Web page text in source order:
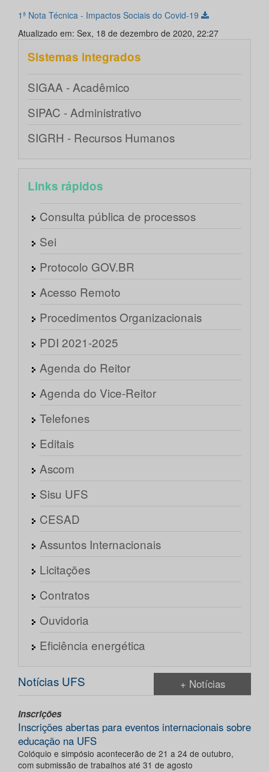
1ª Nota Técnica - Impactos Sociais do Covid-19
Atualizado em: Sex, 18 de dezembro de 2020, 22:27
Sistemas integrados
SIGAA - Acadêmico
SIPAC - Administrativo
SIGRH - Recursos Humanos
Links rápidos
Consulta pública de processos
Sei
Protocolo GOV.BR
Acesso Remoto
Procedimentos Organizacionais
PDI 2021-2025
Agenda do Reitor
Agenda do Vice-Reitor
Telefones
Editais
Ascom
Sisu UFS
CESAD
Assuntos Internacionais
Licitações
Contratos
Ouvidoria
Eficiência energética
Notícias UFS + Notícias
Inscrições
Inscrições abertas para eventos internacionais sobre
educação na UFS
Colóquio e simpósio acontecerão de 21 a 24 de outubro,
com submissão de trabalhos até 31 de agosto